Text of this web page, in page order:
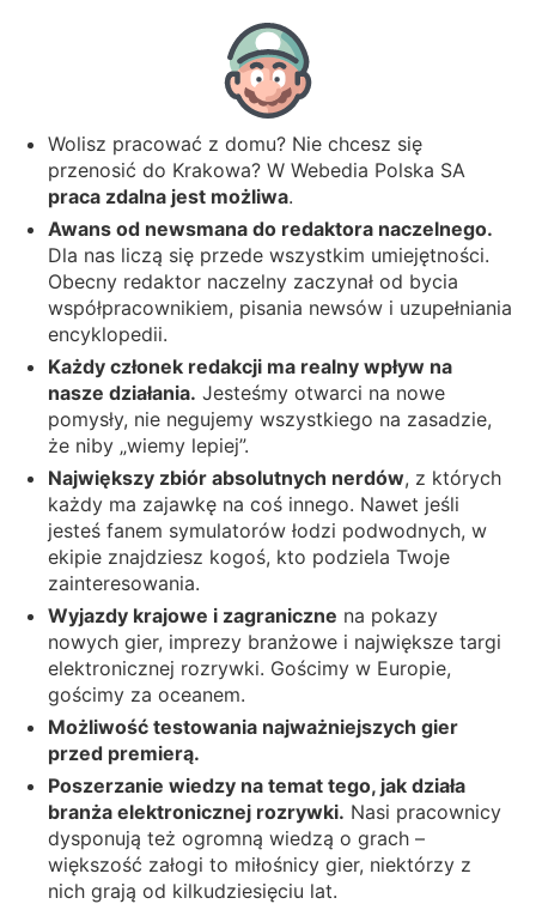
Wolisz pracować z domu? Nie chcesz się
przenosić do Krakowa? W Webedia Polska SA
praca zdalna jest możliwa.
Awans od newsmana do redaktora naczelnego.
Dla nas liczą się przede wszystkim umiejętności.
Obecny redaktor naczelny zaczynał od bycia
współpracownikiem, pisania newsów i uzupełniania
encyklopedii.
Każdy członek redakcji ma realny wpływ na
nasze działania. Jesteśmy otwarci na nowe
pomysły, nie negujemy wszystkiego na zasadzie,
że niby „wiemy lepiej”.
Największy zbiór absolutnych nerdów, z których
każdy ma zajawkę na coś innego. Nawet jeśli
jesteś fanem symulatorów łodzi podwodnych, w
ekipie znajdziesz kogoś, kto podziela Twoje
zainteresowania.
Wyjazdy krajowe i zagraniczne na pokazy
nowych gier, imprezy branżowe i największe targi
elektronicznej rozrywki. Gościmy w Europie,
gościmy za oceanem.
Możliwość testowania najważniejszych gier
przed premierą.
Poszerzanie wiedzy na temat tego, jak działa
branża elektronicznej rozrywki. Nasi pracownicy
dysponują też ogromną wiedzą o grach –
większość załogi to miłośnicy gier, niektórzy z
nich grają od kilkudziesięciu lat.